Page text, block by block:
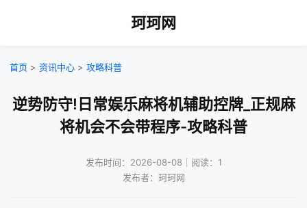
珂珂网
首页 > 资讯中心 > 攻略科普
逆势防守!日常娱乐麻将机辅助控牌_正规麻
将机会不会带程序-攻略科普
发布时间：2026-08-08｜阅读：1
发布者：珂珂网